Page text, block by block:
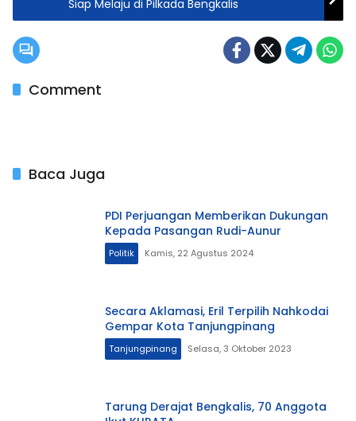
Siap Melaju di Pilkada Bengkalis
Comment
Baca Juga
PDI Perjuangan Memberikan Dukungan
Kepada Pasangan Rudi-Aunur
Politik Kamis, 22 Agustus 2024
Secara Aklamasi, Eril Terpilih Nahkodai
Gempar Kota Tanjungpinang
Tanjungpinang Selasa, 3 Oktober 2023
Tarung Derajat Bengkalis, 70 Anggota